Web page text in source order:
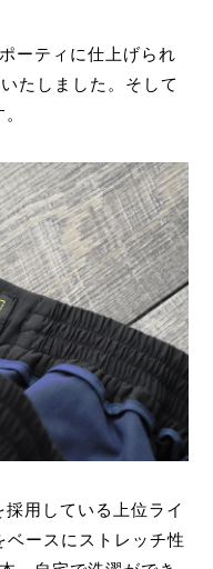
ーティに仕上げられ
たしました。そして
用している上位ライ
ースにストレッチ性